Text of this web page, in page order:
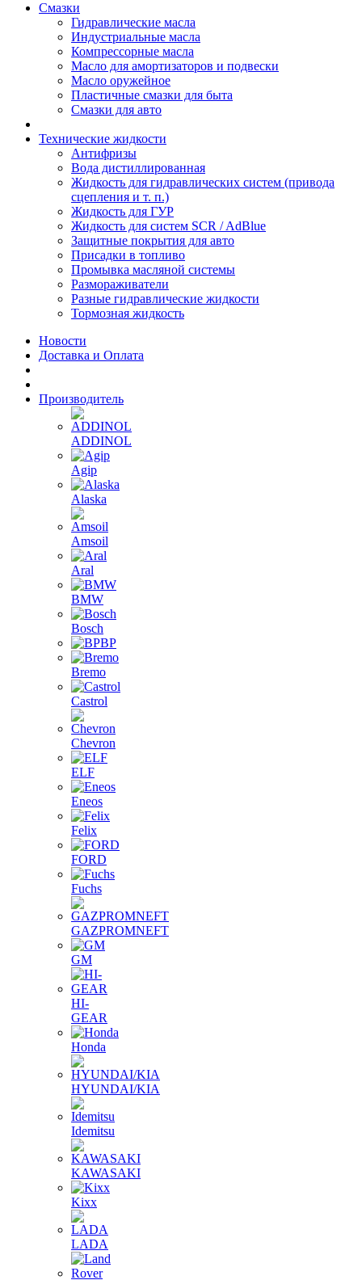
Смазки
Гидравлические масла
Индустриальные масла
Компрессорные масла
Масло для амортизаторов и подвески
Масло оружейное
Пластичные смазки для быта
Смазки для авто
Технические жидкости
Антифризы
Вода дистиллированная
Жидкость для гидравлических систем (привода
сцепления и т. п.)
Жидкость для ГУР
Жидкость для систем SCR / AdBlue
Защитные покрытия для авто
Присадки в топливо
Промывка масляной системы
Размораживатели
Разные гидравлические жидкости
Тормозная жидкость
Новости
Доставка и Оплата
Производитель
ADDINOL
Agip
Alaska
Amsoil
Aral
BMW
Bosch
BP
Bremo
Castrol
Chevron
ELF
Eneos
Felix
FORD
Fuchs
GAZPROMNEFT
GM
HI-
GEAR
Honda
HYUNDAI/KIA
Idemitsu
KAWASAKI
Kixx
LADA